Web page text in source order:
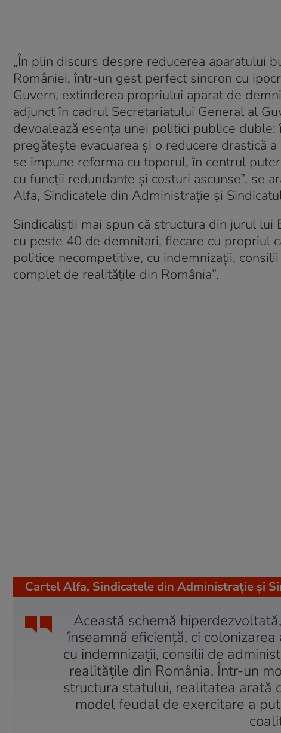
„În plin discurs despre reducerea aparatului
României, într-un gest perfect sincron cu
Guvern, extinderea propriului aparat de
adjunct în cadrul Secretariatului General al
devoalează esența unei politici publice
pregătește evacuarea și o reducere drastică
se impune reforma cu toporul, în centrul
cu funcții redundante și costuri ascunse”, se
Alfa, Sindicatele din Administrație și
Sindicaliștii mai spun că structura din jurul lui
cu peste 40 de demnitari, fiecare cu propriul
politice necompetitive, cu indemnizații,
complet de realitățile din România”.
Această schemă
înseamnă eficiență, ci
cu indemnizații, consilii de
realitățile din România. Într-un
structura statului, realitatea arată
model feudal de exercitare a
Cartel Alfa, Sindicatele din Administrație și